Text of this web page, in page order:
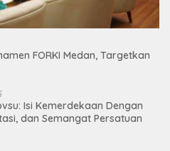
FORKI Medan, Targetkan
Isi Kemerdekaan Dengan
dan Semangat Persatuan